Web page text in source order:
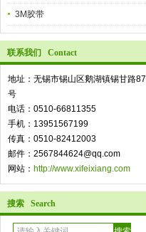
3M胶带
联系我们 Contact
地址：无锡市锡山区鹅湖镇锡甘路87
号
电话：0510-66811355
手机：13951567199
传真：0510-82412003
邮件：2567844624@qq.com
网站： http://www.xifeixiang.com
搜索 Search